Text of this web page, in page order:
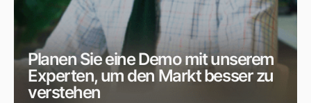
Planen Sie eine Demo mit unserem
Experten, um den Markt besser zu
verstehen